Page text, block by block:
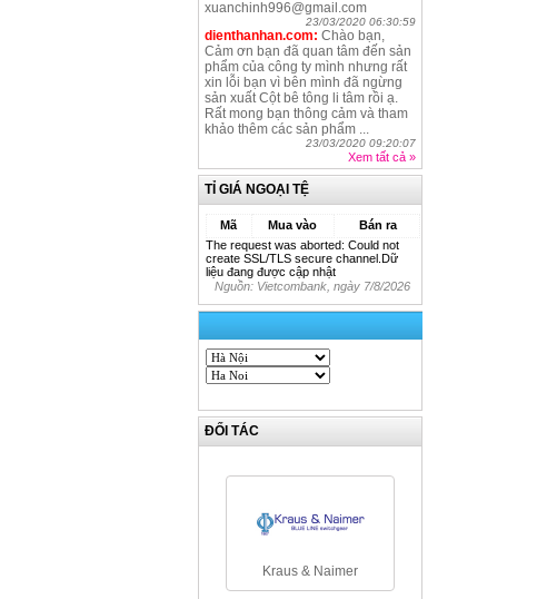
xuanchinh996@gmail.com
23/03/2020 06:30:59
dienthanhan.com: Chào bạn,
Cảm ơn bạn đã quan tâm đến sản
phẩm của công ty mình nhưng rất
xin lỗi bạn vì bên mình đã ngừng
sản xuất Cột bê tông li tâm rồi ạ.
Rất mong bạn thông cảm và tham
khảo thêm các sản phẩm ...
23/03/2020 09:20:07
Xem tất cả»
TỈ GIÁ NGOẠI TỆ
Mã Mua vào
Bán ra
The request was aborted: Could not
create SSL/TLS secure channel.Dữ
liệu đang được cập nhật
Nguồn: Vietcombank, ngày 7/8/2026
ĐỐI TÁC
Kraus & Naimer